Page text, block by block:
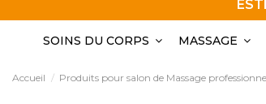
SOINS DU CORPS MASSAGE
Accueil Produits pour salon de Massage